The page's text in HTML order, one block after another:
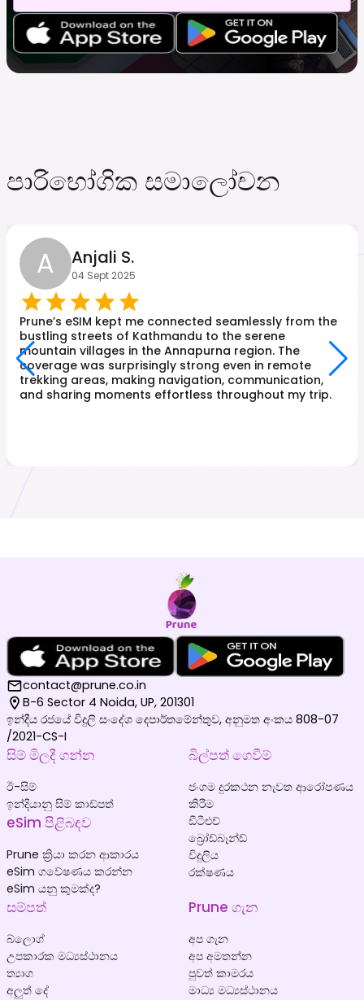
පාරිභෝගික සමාලෝචන
A Anjali S.
04 Sept 2025
Prune’s eSIM kept me connected seamlessly from the
bustling streets of Kathmandu to the serene
mountain villages in the Annapurna region. The
coverage was surprisingly strong even in remote
trekking areas, making navigation, communication,
and sharing moments effortless throughout my trip.
contact@prune.co.in
B-6 Sector 4 Noida, UP, 201301
ඉන්දීය රජයේ විදුලි සංදේශ දෙපාර්තමේන්තුව, අනුමත අංකය 808-07
/2021-CS-I
සිම් මිලදී ගන්න
ඊ-සිම්
ඉන්දියානු සිම් කාඩ්පත්
eSim පිළිබඳව
Prune ක්‍රියා කරන ආකාරය
eSim ගවේෂණය කරන්න
eSim යනු කුමක්ද?
බිල්පත් ගෙවීම්
ජංගම දුරකථන නැවත ආරෝපණය
කිරීම
ඩීටීඑච්
බ්‍රෝඩ්බෑන්ඩ්
විදුලිය
රක්ෂණය
සම්පත්
බ්ලොග්
උපකාරක මධ්‍යස්ථානය
ත්‍යාග
අලුත් දේ
Prune ගැන
අප ගැන
අප අමතන්න
පුවත් කාමරය
මාධ්‍ය මධ්‍යස්ථානය